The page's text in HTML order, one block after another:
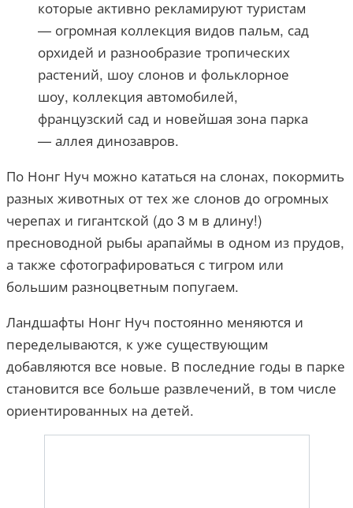
которые активно рекламируют туристам
— огромная коллекция видов пальм, сад
орхидей и разнообразие тропических
растений, шоу слонов и фольклорное
шоу, коллекция автомобилей,
французский сад и новейшая зона парка
— аллея динозавров.
По Нонг Нуч можно кататься на слонах, покормить
разных животных от тех же слонов до огромных
черепах и гигантской (до 3 м в длину!)
пресноводной рыбы арапаймы в одном из прудов,
а также сфотографироваться с тигром или
большим разноцветным попугаем.
Ландшафты Нонг Нуч постоянно меняются и
переделываются, к уже существующим
добавляются все новые. В последние годы в парке
становится все больше развлечений, в том числе
ориентированных на детей.